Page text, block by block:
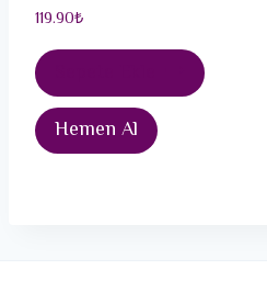
119.90₺
Hemen Al